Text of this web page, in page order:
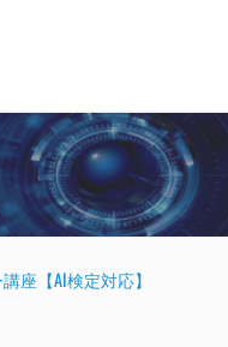
座【AI検定対応】